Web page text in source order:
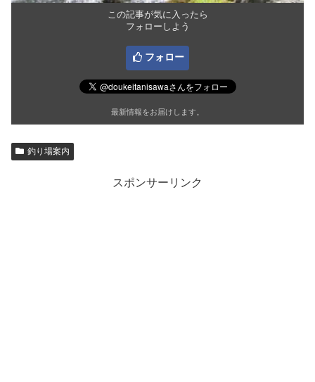
この記事が気に入ったら
フォローしよう
フォロー
最新情報をお届けします。
釣り場案内
スポンサーリンク